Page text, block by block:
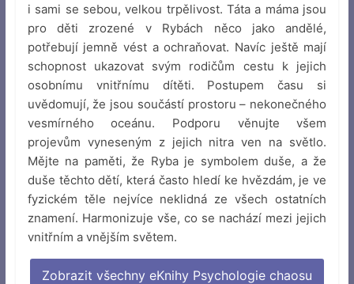
i sami se sebou, velkou trpělivost. Táta a máma jsou
pro děti zrozené v Rybách něco jako andělé,
potřebují jemně vést a ochraňovat. Navíc ještě mají
schopnost ukazovat svým rodičům cestu k jejich
osobnímu vnitřnímu dítěti. Postupem času si
uvědomují, že jsou součástí prostoru – nekonečného
vesmírného oceánu. Podporu věnujte všem
projevům vyneseným z jejich nitra ven na světlo.
Mějte na paměti, že Ryba je symbolem duše, a že
duše těchto dětí, která často hledí ke hvězdám, je ve
fyzickém těle nejvíce neklidná ze všech ostatních
znamení. Harmonizuje vše, co se nachází mezi jejich
vnitřním a vnějším světem.
Zobrazit všechny eKnihy Psychologie chaosu